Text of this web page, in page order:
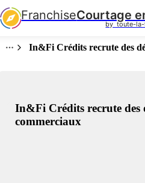
FranchiseCourtage
by  toute-
In&Fi Crédits recrute des
In&Fi Crédits recrute des
commerciaux